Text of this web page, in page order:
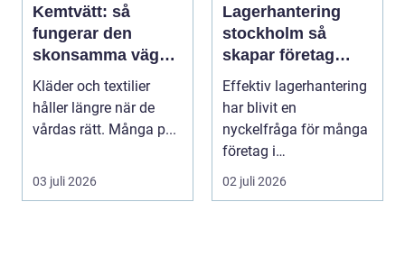
Kemtvätt: så
fungerar den
skonsamma vägen
till rena kläder
Kläder och textilier
håller längre när de
vårdas rätt. Många p...
03 juli 2026
Lagerhantering
stockholm så
skapar företag
effektiva och
flexibla flöden
Effektiv lagerhantering
har blivit en
nyckelfråga för många
företag i
Stockholmsregionen.
02 juli 2026